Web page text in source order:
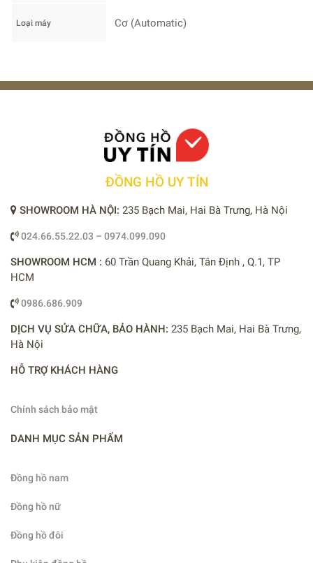
Loại máy Cơ (Automatic)
ĐỒNG HỒ UY TÍN
SHOWROOM HÀ NỘI: 235 Bạch Mai, Hai Bà Trưng, Hà Nội
024.66.55.22.03 – 0974.099.090
SHOWROOM HCM : 60 Trần Quang Khải, Tân Định , Q.1, TP
HCM
0986.686.909
DỊCH VỤ SỬA CHỮA, BẢO HÀNH: 235 Bạch Mai, Hai Bà Trưng,
Hà Nội
HỖ TRỢ KHÁCH HÀNG
Chính sách bảo mật
DANH MỤC SẢN PHẨM
Đồng hồ nam
Đồng hồ nữ
Đồng hồ đôi